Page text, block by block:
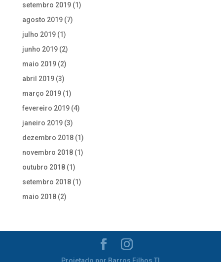
setembro 2019(1)
agosto 2019(7)
julho 2019(1)
junho 2019(2)
maio 2019(2)
abril 2019(3)
março 2019(1)
fevereiro 2019(4)
janeiro 2019(3)
dezembro 2018(1)
novembro 2018(1)
outubro 2018(1)
setembro 2018(1)
maio 2018(2)
Projetado por Barros Filhos TI